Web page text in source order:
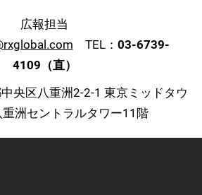
広報担当
TEL： 03-6739-
4109（直）
央区八重洲2-2-1 東京ミッドタウ
重洲セントラルタワー11階